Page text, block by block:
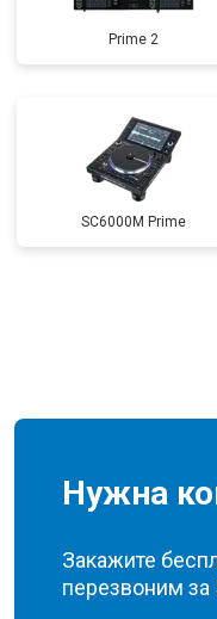
Prime 2
SC6000M Prime
Нужна
Закажите
перезвоним за